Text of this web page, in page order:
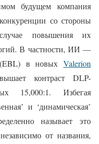
будущем компания
со стороны
повышения их
В частности, ИИ —
в новых Valerion
контраст DLP-
15,000:1. Избегая
и ‘динамическая’
называет это
от названия,